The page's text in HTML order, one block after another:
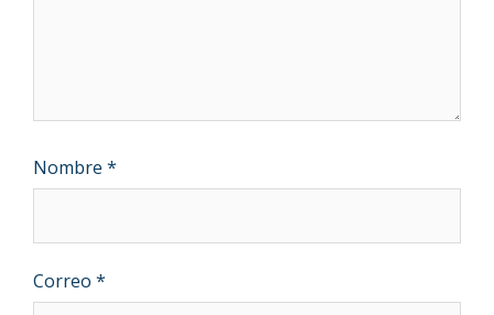
Nombre *
Correo *